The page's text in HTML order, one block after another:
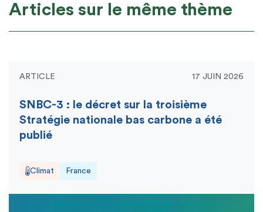
Articles sur le même thème
ARTICLE 17 JUIN 2026
SNBC-3 : le décret sur la troisième
Stratégie nationale bas carbone a été
publié
Climat France